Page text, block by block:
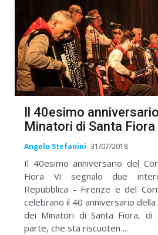
Il 40esimo
Minatori di Santa Fiora
Angelo Stefanini 31/07/2018
Il 40esimo anniversario del
Fiora Vi segnalo due
Repubblica - Firenze e del
celebrano il 40 anniversario
dei Minatori di Santa Fiora,
parte, che sta riscuoten ...